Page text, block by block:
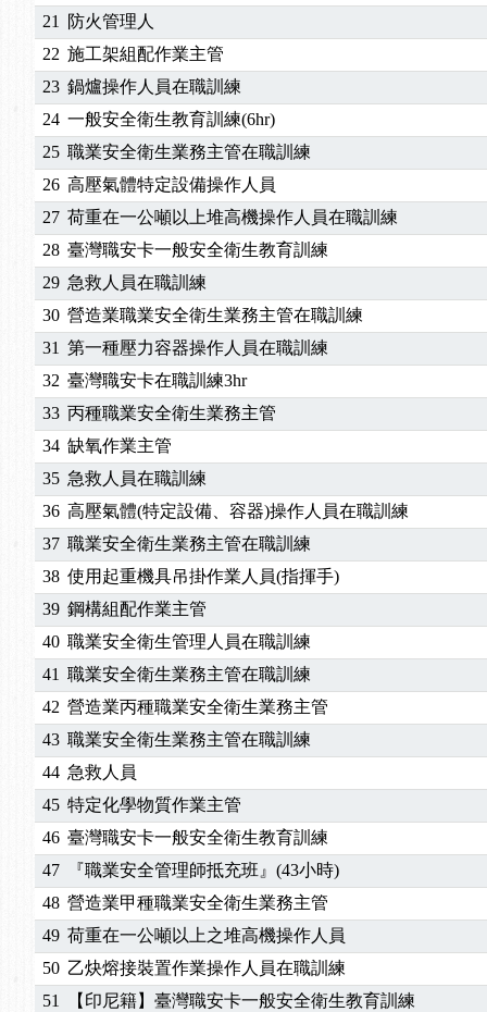
21
防火管理人
22 施工架組配作業主管
23 鍋爐操作人員在職訓練
24 一般安全衛生教育訓練(6hr)
25 職業安全衛生業務主管在職訓練
26 高壓氣體特定設備操作人員
27 荷重在一公噸以上堆高機操作人員在職訓練
28 臺灣職安卡一般安全衛生教育訓練
29 急救人員在職訓練
30 營造業職業安全衛生業務主管在職訓練
31 第一種壓力容器操作人員在職訓練
32 臺灣職安卡在職訓練3hr
33 丙種職業安全衛生業務主管
34 缺氧作業主管
35 急救人員在職訓練
36 高壓氣體(特定設備、容器)操作人員在職訓練
37 職業安全衛生業務主管在職訓練
38 使用起重機具吊掛作業人員(指揮手)
39 鋼構組配作業主管
40 職業安全衛生管理人員在職訓練
41 職業安全衛生業務主管在職訓練
42 營造業丙種職業安全衛生業務主管
43 職業安全衛生業務主管在職訓練
44 急救人員
45 特定化學物質作業主管
46 臺灣職安卡一般安全衛生教育訓練
47
『職業安全管理師抵充班』(43小時)
48 營造業甲種職業安全衛生業務主管
49 荷重在一公噸以上之堆高機操作人員
50 乙炔熔接裝置作業操作人員在職訓練
51
【印尼籍】臺灣職安卡一般安全衛生教育訓練